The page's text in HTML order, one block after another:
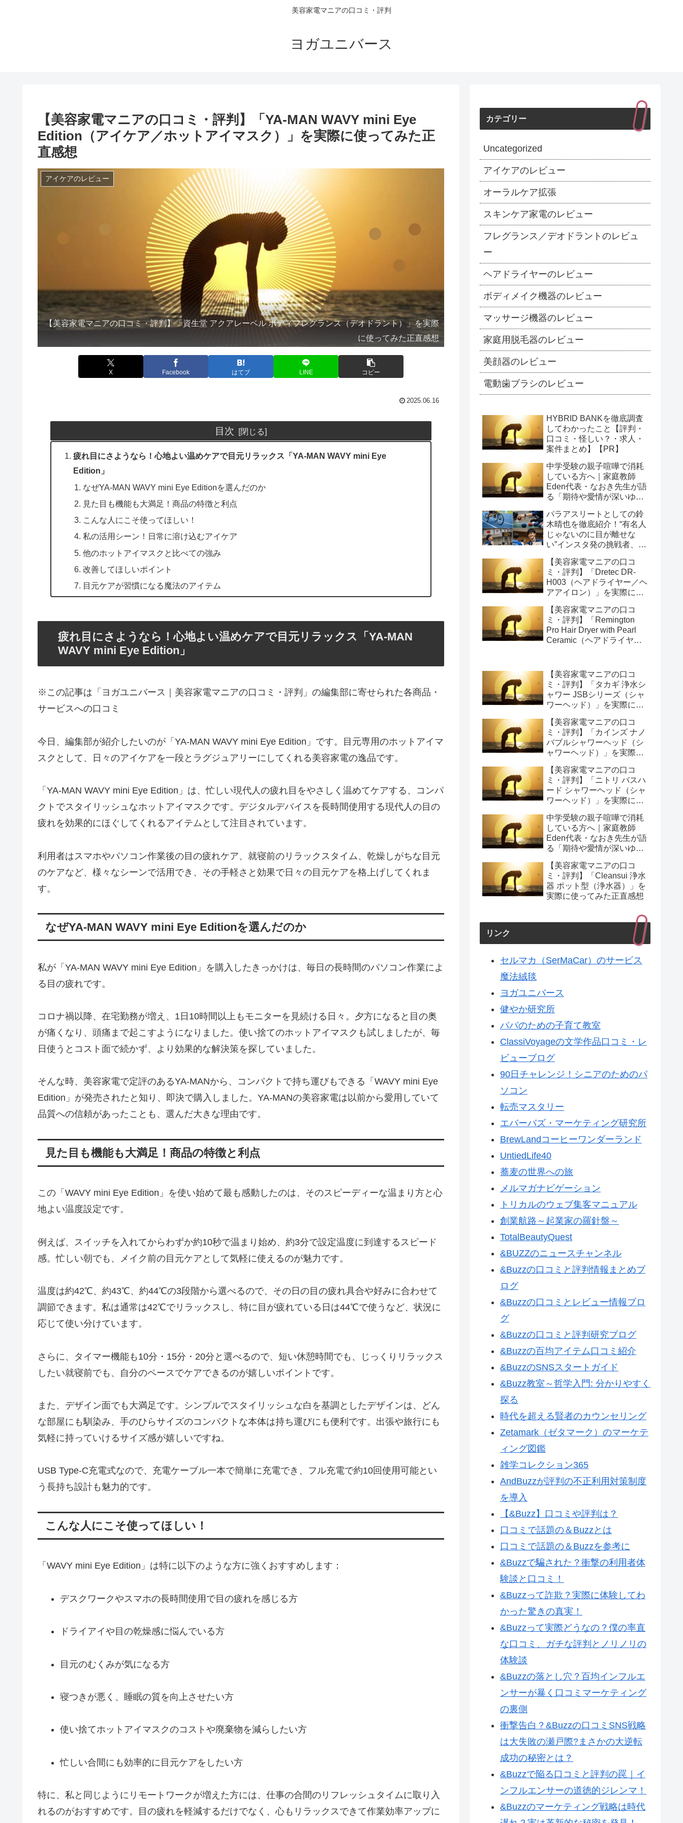
美容家電マニアの口コミ・評判
ヨガユニバース
【美容家電マニアの口コミ・評判】「YA-MAN WAVY mini Eye
Edition（アイケア／ホットアイマスク）」を実際に使ってみた正
直感想
アイケアのレビュー
【美容家電マニアの口コミ・評判】「資生堂 アクアレーベル ボディフレグランス（デオドラント）」を実際
に使ってみた正直感想
X Facebook はてブ LINE コピー
2025.06.16
目次
疲れ目にさようなら！心地よい温めケアで目元リラックス「YA-MAN WAVY mini Eye
Edition」
なぜYA-MAN WAVY mini Eye Editionを選んだのか
見た目も機能も大満足！商品の特徴と利点
こんな人にこそ使ってほしい！
私の活用シーン！日常に溶け込むアイケア
他のホットアイマスクと比べての強み
改善してほしいポイント
目元ケアが習慣になる魔法のアイテム
疲れ目にさようなら！心地よい温めケアで目元リラックス「YA-MAN
WAVY mini Eye Edition」
※この記事は「ヨガユニバース｜美容家電マニアの口コミ・評判」の編集部に寄せられた各商品・
サービスへの口コミ
今日、編集部が紹介したいのが「YA-MAN WAVY mini Eye Edition」です。目元専用のホットアイマ
スクとして、日々のアイケアを一段とラグジュアリーにしてくれる美容家電の逸品です。
「YA-MAN WAVY mini Eye Edition」は、忙しい現代人の疲れ目をやさしく温めてケアする、コンパ
クトでスタイリッシュなホットアイマスクです。デジタルデバイスを長時間使用する現代人の目の
疲れを効果的にほぐしてくれるアイテムとして注目されています。
利用者はスマホやパソコン作業後の目の疲れケア、就寝前のリラックスタイム、乾燥しがちな目元
のケアなど、様々なシーンで活用でき、その手軽さと効果で日々の目元ケアを格上げしてくれま
す。
なぜYA-MAN WAVY mini Eye Editionを選んだのか
私が「YA-MAN WAVY mini Eye Edition」を購入したきっかけは、毎日の長時間のパソコン作業によ
る目の疲れです。
コロナ禍以降、在宅勤務が増え、1日10時間以上もモニターを見続ける日々。夕方になると目の奥
が痛くなり、頭痛まで起こすようになりました。使い捨てのホットアイマスクも試しましたが、毎
日使うとコスト面で続かず、より効果的な解決策を探していました。
そんな時、美容家電で定評のあるYA-MANから、コンパクトで持ち運びもできる「WAVY mini Eye
Edition」が発売されたと知り、即決で購入しました。YA-MANの美容家電は以前から愛用していて
品質への信頼があったことも、選んだ大きな理由です。
見た目も機能も大満足！商品の特徴と利点
この「WAVY mini Eye Edition」を使い始めて最も感動したのは、そのスピーディーな温まり方と心
地よい温度設定です。
例えば、スイッチを入れてからわずか約10秒で温まり始め、約3分で設定温度に到達するスピード
感。忙しい朝でも、メイク前の目元ケアとして気軽に使えるのが魅力です。
温度は約42℃、約43℃、約44℃の3段階から選べるので、その日の目の疲れ具合や好みに合わせて
調節できます。私は通常は42℃でリラックスし、特に目が疲れている日は44℃で使うなど、状況に
応じて使い分けています。
さらに、タイマー機能も10分・15分・20分と選べるので、短い休憩時間でも、じっくりリラックス
したい就寝前でも、自分のペースでケアできるのが嬉しいポイントです。
また、デザイン面でも大満足です。シンプルでスタイリッシュな白を基調としたデザインは、どん
な部屋にも馴染み、手のひらサイズのコンパクトな本体は持ち運びにも便利です。出張や旅行にも
気軽に持っていけるサイズ感が嬉しいですね。
USB Type-C充電式なので、充電ケーブル一本で簡単に充電でき、フル充電で約10回使用可能とい
う長持ち設計も魅力的です。
こんな人にこそ使ってほしい！
「WAVY mini Eye Edition」は特に以下のような方に強くおすすめします：
デスクワークやスマホの長時間使用で目の疲れを感じる方
ドライアイや目の乾燥感に悩んでいる方
目元のむくみが気になる方
寝つきが悪く、睡眠の質を向上させたい方
使い捨てホットアイマスクのコストや廃棄物を減らしたい方
忙しい合間にも効率的に目元ケアをしたい方
特に、私と同じようにリモートワークが増えた方には、仕事の合間のリフレッシュタイムに取り入
れるのがおすすめです。目の疲れを軽減するだけでなく、心もリラックスできて作業効率アップに
カテゴリー
Uncategorized
アイケアのレビュー
オーラルケア拡張
スキンケア家電のレビュー
フレグランス／デオドラントのレビュ
ー
ヘアドライヤーのレビュー
ボディメイク機器のレビュー
マッサージ機器のレビュー
家庭用脱毛器のレビュー
美顔器のレビュー
電動歯ブラシのレビュー
HYBRID BANKを徹底調査
してわかったこと【評判・
口コミ・怪しい？・求人・
案件まとめ】【PR】
中学受験の親子喧嘩で消耗
している方へ｜家庭教師
Eden代表・なおき先生が語
る「期待や愛情が深いゆえ
と、間に第三者を入れると
いう選び方
パラアスリートとしての鈴
木晴也を徹底紹介！“有名人
じゃないのに目が離せな
い”インスタ発の挑戦者、そ
を長めに追います
【美容家電マニアの口コ
ミ・評判】「Dretec DR-
H003（ヘアドライヤー／ヘ
アアイロン）」を実際に使
【美容家電マニアの口コ
ミ・評判】「Remington
Pro Hair Dryer with Pearl
Ceramic（ヘアドライヤー
【美容家電マニアの口コ
ミ・評判】「タカギ 浄水シ
ャワー JSBシリーズ（シャ
ワーヘッド）」を実際に使
【美容家電マニアの口コ
ミ・評判】「カインズ ナノ
バブルシャワーヘッド（シ
ャワーヘッド）」を実際に
【美容家電マニアの口コ
ミ・評判】「ニトリ バスハ
ード シャワーヘッド（シャ
ワーヘッド）」を実際に使
中学受験の親子喧嘩で消耗
している方へ｜家庭教師
Eden代表・なおき先生が語
る「期待や愛情が深いゆえ
と、間に第三者を入れると
いう選び方
【美容家電マニアの口コ
ミ・評判】「Cleansui 浄水
器 ポット型（浄水器）」を
実際に使ってみた正直感想
リンク
セルマカ（SerMaCar）のサービス
魔法絨毯
ヨガユニバース
健やか研究所
パパのための子育て教室
ClassiVoyageの文学作品口コミ・レ
ビューブログ
90日チャレンジ！シニアのためのパ
ソコン
転売マスタリー
エバーバズ・マーケティング研究所
BrewLandコーヒーワンダーランド
UntiedLife40
蕎麦の世界への旅
メルマガナビゲーション
トリカルのウェブ集客マニュアル
創業航路～起業家の羅針盤～
TotalBeautyQuest
&BUZZのニュースチャンネル
&Buzzの口コミと評判情報まとめブ
ログ
&Buzzの口コミとレビュー情報ブロ
グ
&Buzzの口コミと評判研究ブログ
&Buzzの百均アイテム口コミ紹介
&BuzzのSNSスタートガイド
&Buzz教室～哲学入門: 分かりやすく
探る
時代を超える賢者のカウンセリング
Zetamark（ゼタマーク）のマーケテ
ィング図鑑
雑学コレクション365
AndBuzzが評判の不正利用対策制度
を導入
【&Buzz】口コミや評判は？
口コミで話題の＆Buzzとは
口コミで話題の＆Buzzを参考に
&Buzzで騙された？衝撃の利用者体
験談と口コミ！
&Buzzって詐欺？実際に体験してわ
かった驚きの真実！
&Buzzって実際どうなの？僕の率直
な口コミ、ガチな評判とノリノリの
体験談
&Buzzの落とし穴？百均インフルエ
ンサーが暴く口コミマーケティング
の裏側
衝撃告白？&Buzzの口コミSNS戦略
は大失敗の瀬戸際?まさかの大逆転
成功の秘密とは？
&Buzzで陥る口コミと評判の罠｜イ
ンフルエンサーの道徳的ジレンマ！
&Buzzのマーケティング戦略は時代